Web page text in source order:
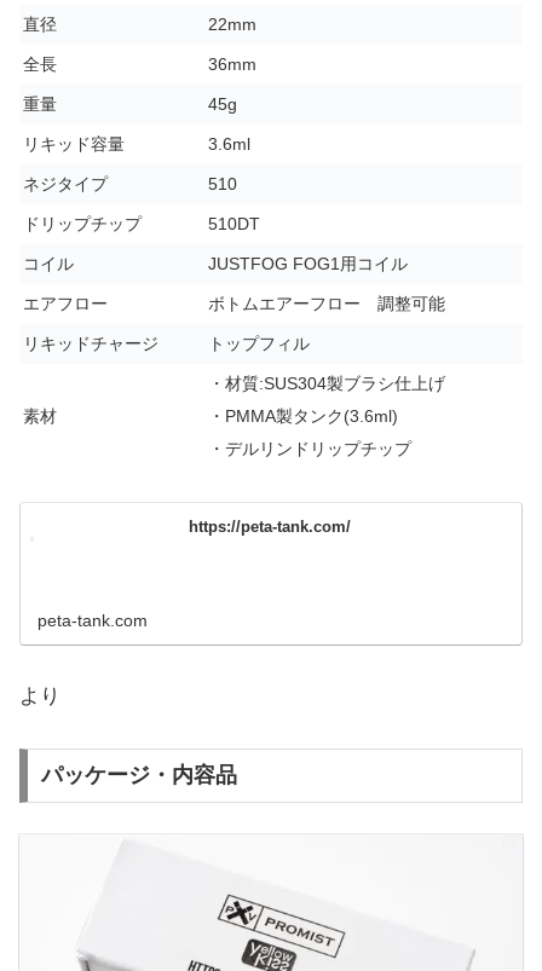
直径 22mm
全長 36mm
重量 45g
リキッド容量 3.6ml
ネジタイプ 510
ドリップチップ 510DT
コイル JUSTFOG FOG1用コイル
エアフロー ボトムエアーフロー 調整可能
リキッドチャージ トップフィル
素材
・材質:SUS304製ブラシ仕上げ
・PMMA製タンク(3.6ml)
・デルリンドリップチップ
https://peta-tank.com/
peta-tank.com
より
パッケージ・内容品